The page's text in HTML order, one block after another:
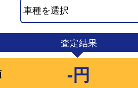
査定結果
-円